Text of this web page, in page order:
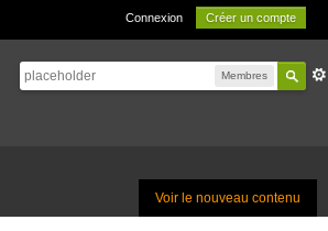
Connexion Créer un compte
Membres
Voir le nouveau contenu